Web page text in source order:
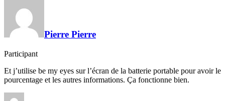
Pierre Pierre
Participant
Et j’utilise be my eyes sur l’écran de la batterie portable pour avoir le
pourcentage et les autres informations. Ça fonctionne bien.